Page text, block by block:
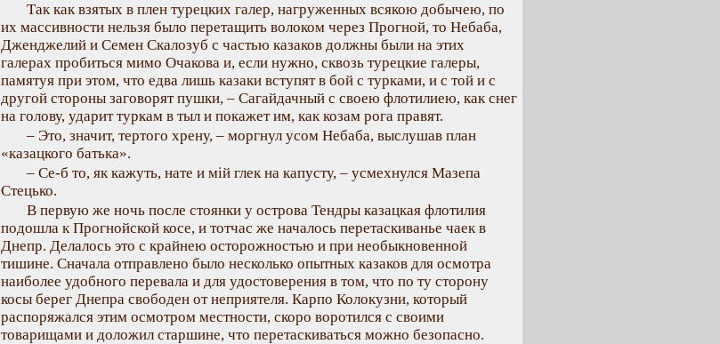
Так как взятых в плен турецких галер, нагруженных всякою добычею, по
их массивности нельзя было перетащить волоком через Прогной, то Небаба,
Дженджелий и Семен Скалозуб с частью казаков должны были на этих
галерах пробиться мимо Очакова и, если нужно, сквозь турецкие галеры,
памятуя при этом, что едва лишь казаки вступят в бой с турками, и с той и с
другой стороны заговорят пушки, – Сагайдачный с своею флотилиею, как снег
на голову, ударит туркам в тыл и покажет им, как козам рога правят.
– Это, значит, тертого хрену, – моргнул усом Небаба, выслушав план
«казацкого батька».
– Се-б то, як кажуть, нате и мій глек на капусту, – усмехнулся Мазепа
Стецько.
В первую же ночь после стоянки у острова Тендры казацкая флотилия
подошла к Прогнойской косе, и тотчас же началось перетаскиванье чаек в
Днепр. Делалось это с крайнею осторожностью и при необыкновенной
тишине. Сначала отправлено было несколько опытных казаков для осмотра
наиболее удобного перевала и для удостоверения в том, что по ту сторону
косы берег Днепра свободен от неприятеля. Карпо Колокузни, который
распоряжался этим осмотром местности, скоро воротился с своими
товарищами и доложил старшине, что перетаскиваться можно безопасно.